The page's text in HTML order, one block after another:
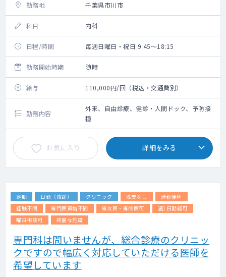
勤務地 千葉県市川市
科目 内科
日程/時間 毎週日曜日・祝日 9:45～18:15
勤務開始時期 随時
給与 110,000円/回（税込・交通費別）
勤務内容
外来、自由診療、健診・人間ドック、予防接
種
お気に入り 詳細をみる
定期 日勤（夜診） クリニック 残業なし
通勤便利
経験不問
専門医資格不問 専攻医・専修医可
週1日勤務可
曜日相談可
綺麗な施設
専門科は問いませんが、総合診療のクリニッ
クですので幅広く対応していただける医師を
希望しています